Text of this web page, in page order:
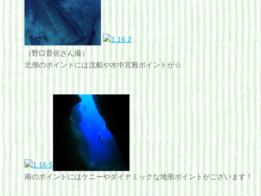
（野口晋佐さん撮）
北側のポイントには沈船や水中宮殿ポイントが☆
南のポイントにはケニーやダイナミックな地形ポイントがございます！